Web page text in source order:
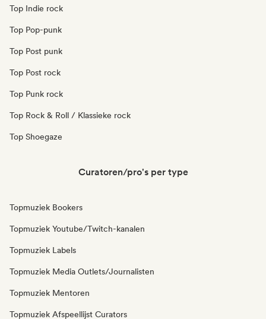
Top Indie rock
Top Pop-punk
Top Post punk
Top Post rock
Top Punk rock
Top Rock & Roll / Klassieke rock
Top Shoegaze
Curatoren/pro's per type
Topmuziek Bookers
Topmuziek Youtube/Twitch-kanalen
Topmuziek Labels
Topmuziek Media Outlets/Journalisten
Topmuziek Mentoren
Topmuziek Afspeellijst Curators